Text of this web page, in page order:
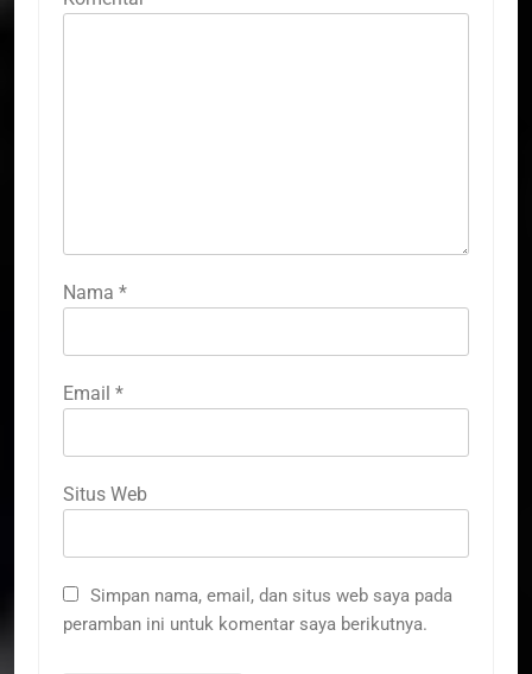
Nama *
Email *
Situs Web
Simpan nama, email, dan situs web saya pada
peramban ini untuk komentar saya berikutnya.